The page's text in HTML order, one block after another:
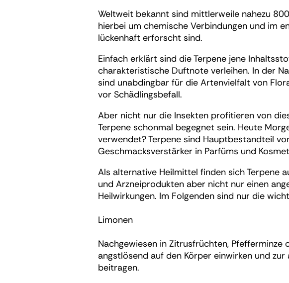
Weltweit bekannt sind mittlerweile nahezu
hierbei um chemische Verbindungen und im
lückenhaft erforscht sind.
Einfach erklärt sind die Terpene jene
charakteristische Duftnote verleihen. In der
sind unabdingbar für die Artenvielfalt von
vor Schädlingsbefall.
Aber nicht nur die Insekten profitieren von
Terpene schonmal begegnet sein. Heute
verwendet? Terpene sind Hauptbestandteil
Geschmacksverstärker in Parfüms und
Als alternative Heilmittel finden sich Terpene
und Arzneiprodukten aber nicht nur einen
Heilwirkungen. Im Folgenden sind nur die
Limonen
Nachgewiesen in Zitrusfrüchten,
angstlösend auf den Körper einwirken und
beitragen.